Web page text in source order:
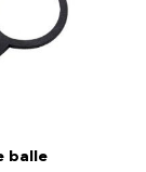
balle